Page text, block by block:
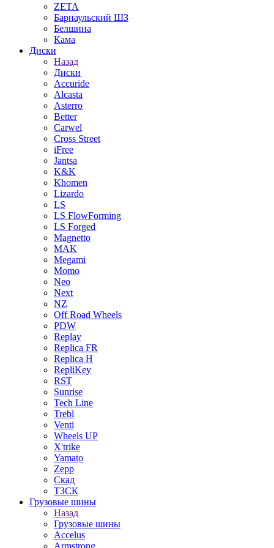
ZETA
Барнаульский ШЗ
Белшина
Кама
Диски
Назад
Диски
Accuride
Alcasta
Asterro
Better
Carwel
Cross Street
iFree
Jantsa
K&K
Khomen
Lizardo
LS
LS FlowForming
LS Forged
Magnetto
MAK
Megami
Momo
Neo
Next
NZ
Off Road Wheels
PDW
Replay
Replica FR
Replica H
RepliKey
RST
Sunrise
Tech Line
Trebl
Venti
Wheels UP
X'trike
Yamato
Zepp
Скад
ТЗСК
Грузовые шины
Назад
Грузовые шины
Accelus
Armstrong